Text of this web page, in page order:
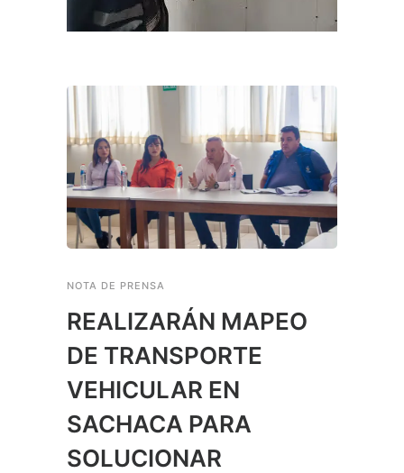
NOTA DE PRENSA
REALIZARÁN MAPEO
DE TRANSPORTE
VEHICULAR EN
SACHACA PARA
SOLUCIONAR